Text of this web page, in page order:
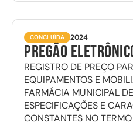
CONCLUÍDA 2024
Pregão
REGISTRO DE PREÇO
EQUIPAMENTOS E
FARMÁCIA MUNICIPAL
ESPECIFICAÇÕES E
CONSTANTES NO